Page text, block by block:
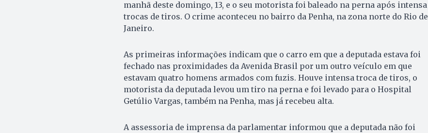
manhã deste domingo, 13, e o seu motorista foi baleado na perna após intensa
trocas de tiros. O crime aconteceu no bairro da Penha, na zona norte do Rio de
Janeiro.
As primeiras informações indicam que o carro em que a deputada estava foi
fechado nas proximidades da Avenida Brasil por um outro veículo em que
estavam quatro homens armados com fuzis. Houve intensa troca de tiros, o
motorista da deputada levou um tiro na perna e foi levado para o Hospital
Getúlio Vargas, também na Penha, mas já recebeu alta.
A assessoria de imprensa da parlamentar informou que a deputada não foi